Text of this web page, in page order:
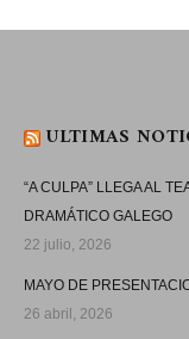
ULTIMAS
“A CULPA” LLEGA AL
DRAMÁTICO GALEGO
22 julio, 2026
MAYO DE
26 abril, 2026